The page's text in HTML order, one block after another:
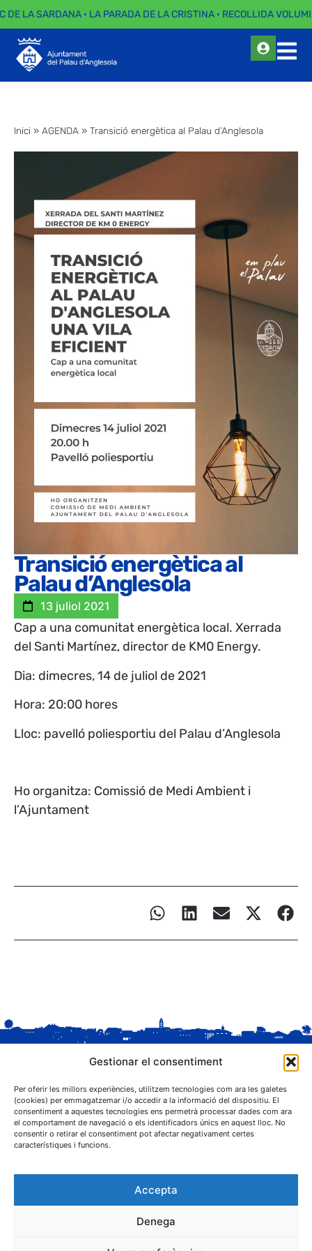
Gestionar el consentiment
Per oferir les millors experiències, utilitzem tecnologies com ara les galetes
(cookies) per emmagatzemar i/o accedir a la informació del dispositiu. El
consentiment a aquestes tecnologies ens permetrà processar dades com ara
el comportament de navegació o els identificadors únics en aquest lloc. No
consentir o retirar el consentiment pot afectar negativament certes
característiques i funcions.
Accepta
Denega
DE LA SARDANA · LA PARADA DE LA CRISTINA · RECOLLIDA
Inici » AGENDA » Transició energètica al Palau d’Anglesola
Transició energètica al
Palau d’Anglesola
13 juliol 2021
Cap a una comunitat energètica local. Xerrada
del Santi Martínez, director de KM0 Energy.
Dia: dimecres, 14 de juliol de 2021
Hora: 20:00 hores
Lloc: pavelló poliesportiu del Palau d’Anglesola
Ho organitza: Comissió de Medi Ambient i
l’Ajuntament
C. Sant Josep, 1
25243 El Palau d'Anglesola (Pla d'Urgell)